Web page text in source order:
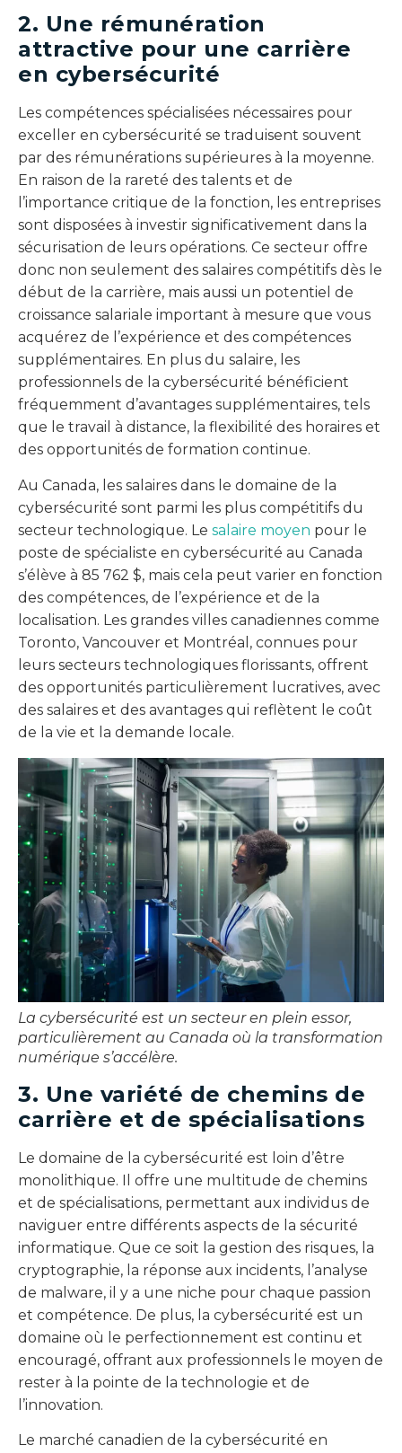
2. Une rémunération
attractive pour une carrière
en cybersécurité
Les compétences spécialisées nécessaires pour
exceller en cybersécurité se traduisent souvent
par des rémunérations supérieures à la moyenne.
En raison de la rareté des talents et de
l’importance critique de la fonction, les entreprises
sont disposées à investir significativement dans la
sécurisation de leurs opérations. Ce secteur offre
donc non seulement des salaires compétitifs dès le
début de la carrière, mais aussi un potentiel de
croissance salariale important à mesure que vous
acquérez de l’expérience et des compétences
supplémentaires. En plus du salaire, les
professionnels de la cybersécurité bénéficient
fréquemment d’avantages supplémentaires, tels
que le travail à distance, la flexibilité des horaires et
des opportunités de formation continue.
Au Canada, les salaires dans le domaine de la
cybersécurité sont parmi les plus compétitifs du
secteur technologique. Le salaire moyen pour le
poste de spécialiste en cybersécurité au Canada
s’élève à 85 762 $, mais cela peut varier en fonction
des compétences, de l’expérience et de la
localisation. Les grandes villes canadiennes comme
Toronto, Vancouver et Montréal, connues pour
leurs secteurs technologiques florissants, offrent
des opportunités particulièrement lucratives, avec
des salaires et des avantages qui reflètent le coût
de la vie et la demande locale.
La cybersécurité est un secteur en plein essor,
particulièrement au Canada où la transformation
numérique s’accélère.
3. Une variété de chemins de
carrière et de spécialisations
Le domaine de la cybersécurité est loin d’être
monolithique. Il offre une multitude de chemins
et de spécialisations, permettant aux individus de
naviguer entre différents aspects de la sécurité
informatique. Que ce soit la gestion des risques, la
cryptographie, la réponse aux incidents, l’analyse
de malware, il y a une niche pour chaque passion
et compétence. De plus, la cybersécurité est un
domaine où le perfectionnement est continu et
encouragé, offrant aux professionnels le moyen de
rester à la pointe de la technologie et de
l’innovation.
Le marché canadien de la cybersécurité en